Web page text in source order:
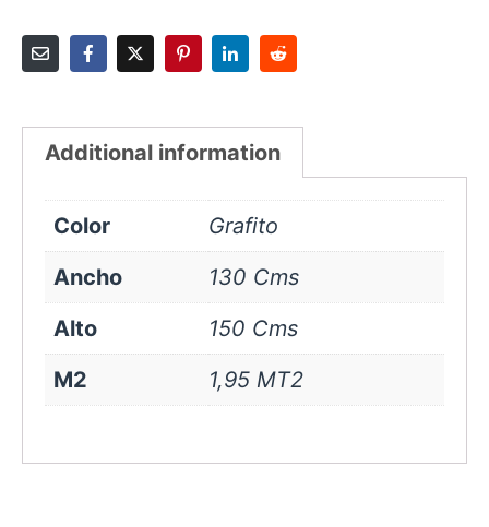
Additional information
Color
Grafito
Ancho
130 Cms
Alto
150 Cms
M2
1,95 MT2